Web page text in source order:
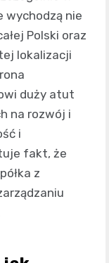
wychodzą nie
Polski oraz
lokalizacji
duży atut
na rozwój i
i
fakt, że
z